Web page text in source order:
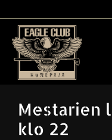
Mestarien
klo 22